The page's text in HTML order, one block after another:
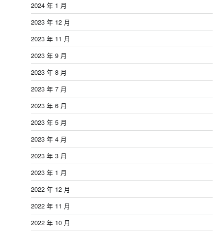
2024 年 1 月
2023 年 12 月
2023 年 11 月
2023 年 9 月
2023 年 8 月
2023 年 7 月
2023 年 6 月
2023 年 5 月
2023 年 4 月
2023 年 3 月
2023 年 1 月
2022 年 12 月
2022 年 11 月
2022 年 10 月